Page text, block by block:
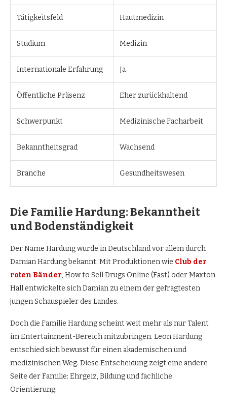
Tätigkeitsfeld Hautmedizin
Studium Medizin
Internationale Erfahrung Ja
Öffentliche Präsenz Eher zurückhaltend
Schwerpunkt Medizinische Facharbeit
Bekanntheitsgrad Wachsend
Branche Gesundheitswesen
Die Familie Hardung: Bekanntheit
und Bodenständigkeit
Der Name Hardung wurde in Deutschland vor allem durch
Damian Hardung bekannt. Mit Produktionen wie Club der
roten Bänder, How to Sell Drugs Online (Fast) oder Maxton
Hall entwickelte sich Damian zu einem der gefragtesten
jungen Schauspieler des Landes.
Doch die Familie Hardung scheint weit mehr als nur Talent
im Entertainment-Bereich mitzubringen. Leon Hardung
entschied sich bewusst für einen akademischen und
medizinischen Weg. Diese Entscheidung zeigt eine andere
Seite der Familie: Ehrgeiz, Bildung und fachliche
Orientierung.